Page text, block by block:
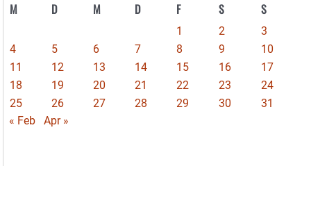
M D M D F S S
1 2
3
4
5 6 7 8 9
10
11
12 13 14 15 16
17
18
19 20 21 22 23
24
25
26 27 28 29 30
31
« Feb
Apr »